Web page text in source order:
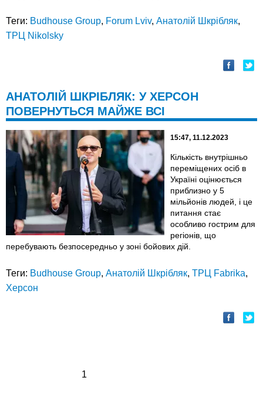
Теги: Budhouse Group, Forum Lviv, Анатолій Шкрібляк,
ТРЦ Nikolsky
АНАТОЛІЙ ШКРІБЛЯК: У ХЕРСОН
ПОВЕРНУТЬСЯ МАЙЖЕ ВСІ
15:47, 11.12.2023
Кількість внутрішньо
переміщених осіб в
Україні оцінюється
приблизно у 5
мільйонів людей, і це
питання стає
особливо гострим для
регіонів, що
перебувають безпосередньо у зоні бойових дій.
Теги: Budhouse Group, Анатолій Шкрібляк, ТРЦ Fabrika,
Херсон
1